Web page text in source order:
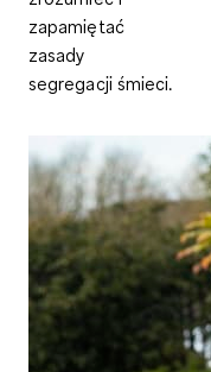
zapamiętać
zasady
segregacji śmieci.